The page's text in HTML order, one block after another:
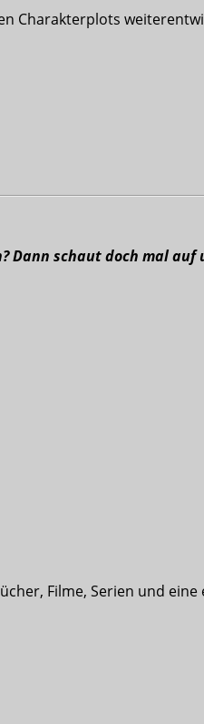
Charakterplots
Dann schaut doch mal auf
Filme, Serien und